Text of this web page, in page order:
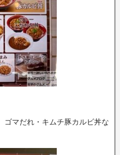
ゴマだれ・キムチ豚カルビ丼な